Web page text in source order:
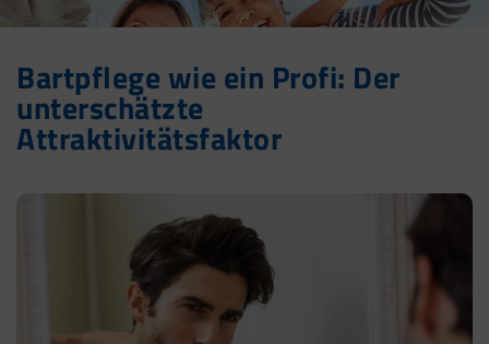
Bartpflege wie ein Profi: Der
unterschätzte
Attraktivitätsfaktor